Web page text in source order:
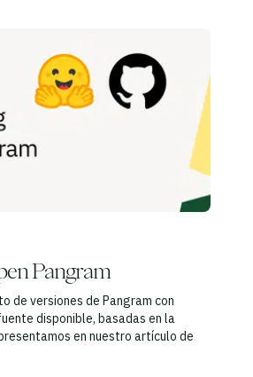
Pangram
de versiones de Pangram con
disponible, basadas en la
en nuestro artículo de